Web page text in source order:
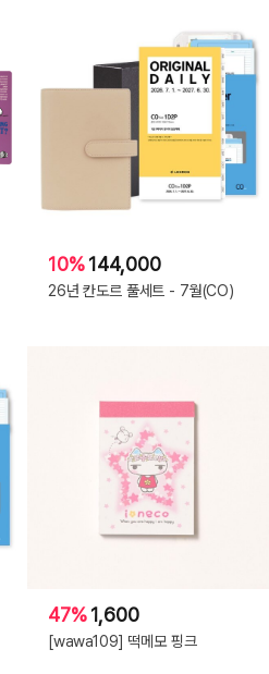
10%144,000
26년 칸도르 풀세트 - 7월(CO)
47%1,600
[wawa109] 떡메모 핑크